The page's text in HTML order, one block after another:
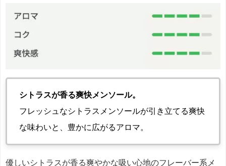
シトラスが香る爽快メンソール。
フレッシュなシトラスメンソールが引き立てる爽快
な味わいと、豊かに広がるアロマ。
優しいシトラスが香る爽やかな吸い心地のフレーバー系メ